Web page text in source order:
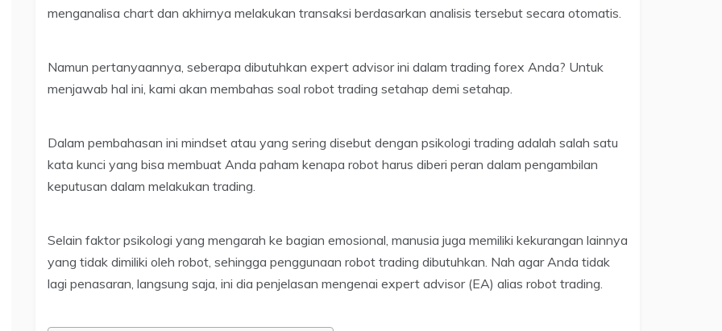
menganalisa chart dan akhirnya melakukan transaksi berdasarkan analisis tersebut secara otomatis.
Namun pertanyaannya, seberapa dibutuhkan expert advisor ini dalam trading forex Anda? Untuk
menjawab hal ini, kami akan membahas soal robot trading setahap demi setahap.
Dalam pembahasan ini mindset atau yang sering disebut dengan psikologi trading adalah salah satu
kata kunci yang bisa membuat Anda paham kenapa robot harus diberi peran dalam pengambilan
keputusan dalam melakukan trading.
Selain faktor psikologi yang mengarah ke bagian emosional, manusia juga memiliki kekurangan lainnya
yang tidak dimiliki oleh robot, sehingga penggunaan robot trading dibutuhkan. Nah agar Anda tidak
lagi penasaran, langsung saja, ini dia penjelasan mengenai expert advisor (EA) alias robot trading.